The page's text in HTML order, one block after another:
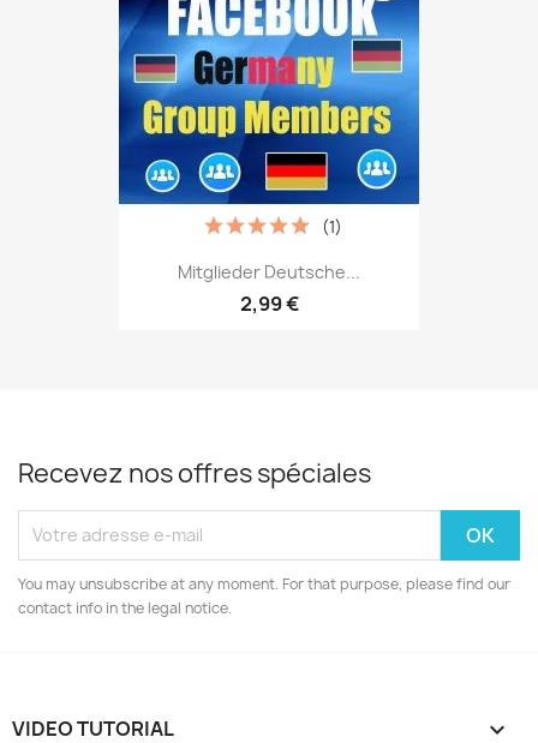
Mitglieder Deutsche...
2,99 €
(1)
Recevez nos offres spéciales
You may unsubscribe at any moment. For that purpose, please find our
contact info in the legal notice.
VIDEO TUTORIAL 